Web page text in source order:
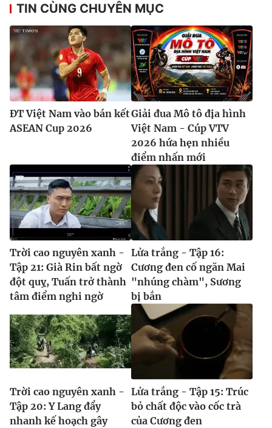
TIN CÙNG CHUYÊN MỤC
ĐT Việt Nam vào bán kết
ASEAN Cup 2026
Giải đua Mô tô địa hình
Việt Nam - Cúp VTV
2026 hứa hẹn nhiều
điểm nhấn mới
Trời cao nguyên xanh -
Tập 21: Già Rin bất ngờ
đột quỵ, Tuấn trở thành
tâm điểm nghi ngờ
Lửa trắng - Tập 16:
Cương đen cố ngăn Mai
"nhúng chàm", Sương
bị bắn
Trời cao nguyên xanh -
Tập 20: Y Lang đẩy
nhanh kế hoạch gây
Lửa trắng - Tập 15: Trúc
bỏ chất độc vào cốc trà
của Cương đen